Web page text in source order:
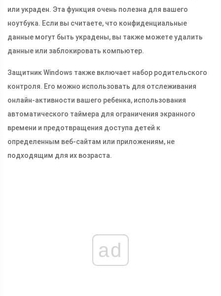
или украден. Эта функция очень полезна для вашего
ноутбука. Если вы считаете, что конфиденциальные
данные могут быть украдены, вы также можете удалить
данные или заблокировать компьютер.
Защитник Windows также включает набор родительского
контроля. Его можно использовать для отслеживания
онлайн-активности вашего ребенка, использования
автоматического таймера для ограничения экранного
времени и предотвращения доступа детей к
определенным веб-сайтам или приложениям, не
подходящим для их возраста.
ad